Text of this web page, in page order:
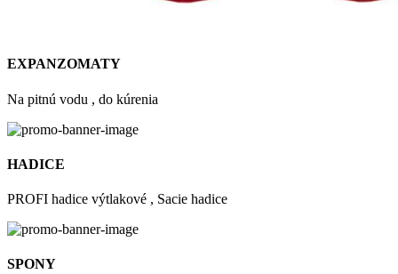
EXPANZOMATY
Na pitnú vodu , do kúrenia
HADICE
PROFI hadice výtlakové , Sacie hadice
SPONY